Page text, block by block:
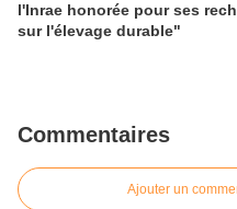
l'Inrae honorée pour ses
sur l'élevage durable"
Commentaires
Ajouter un